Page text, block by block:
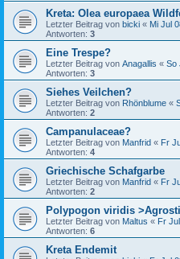
Kreta: Olea europaea
Letzter Beitrag von bicki « Mi Jul
Antworten: 3
Eine Trespe?
Letzter Beitrag von Anagallis « So
Antworten: 3
Siehes Veilchen?
Letzter Beitrag von Rhönblume «
Antworten: 2
Campanulaceae?
Letzter Beitrag von Manfrid « Fr
Antworten: 4
Griechische Schafgarbe
Letzter Beitrag von Manfrid « Fr
Antworten: 2
Polypogon viridis
Letzter Beitrag von Maltus « Fr
Antworten: 6
Kreta Endemit